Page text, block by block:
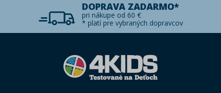
DOPRAVA ZADARMO*
pri nákupe od 60 €
* platí pre vybraných dopravcov